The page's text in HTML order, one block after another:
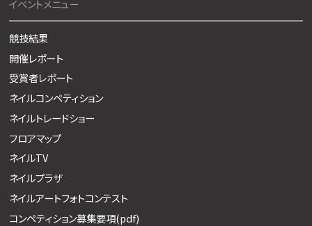
イベントメニュー
競技結果
開催レポート
受賞者レポート
ネイルコンペティション
ネイルトレードショー
フロアマップ
ネイルTV
ネイルプラザ
ネイルアートフォトコンテスト
コンペティション募集要項(pdf)